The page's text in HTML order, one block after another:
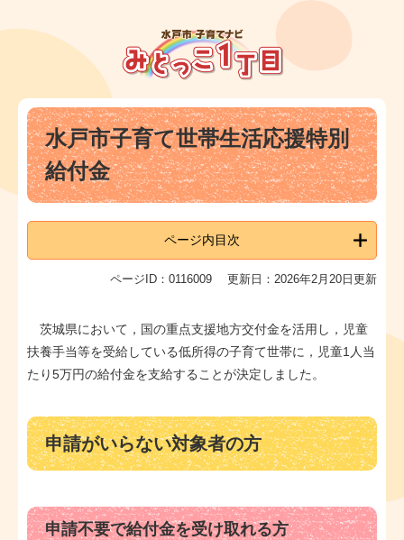
ー
ニ
本
文 水戸市子育て世帯生活応援特別
給付金
ページ内目次
ページID：0116009 更新日：2026年2月20日更新
茨城県において，国の重点支援地方交付金を活用し，児童
扶養手当等を受給している低所得の子育て世帯に，児童1人当
たり5万円の給付金を支給することが決定しました。
申請がいらない対象者の方
申請不要で給付金を受け取れる方